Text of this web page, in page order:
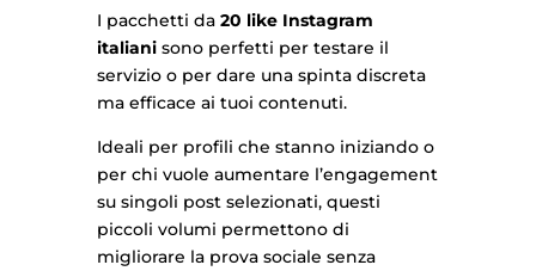
I pacchetti da 20 like Instagram
italianisono perfetti per testare il
servizio o per dare una spinta discreta
ma efficace ai tuoi contenuti.
Ideali per profili che stanno iniziando o
per chi vuole aumentare l’engagement
su singoli post selezionati, questi
piccoli volumi permettono di
migliorare la prova sociale senza